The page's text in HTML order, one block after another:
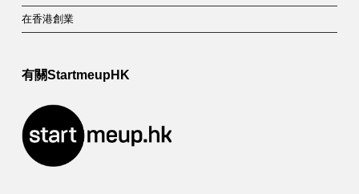
在香港創業
有關StartmeupHK